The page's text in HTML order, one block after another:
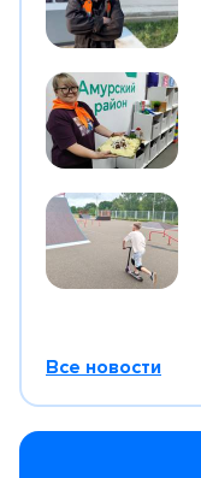
Все новости